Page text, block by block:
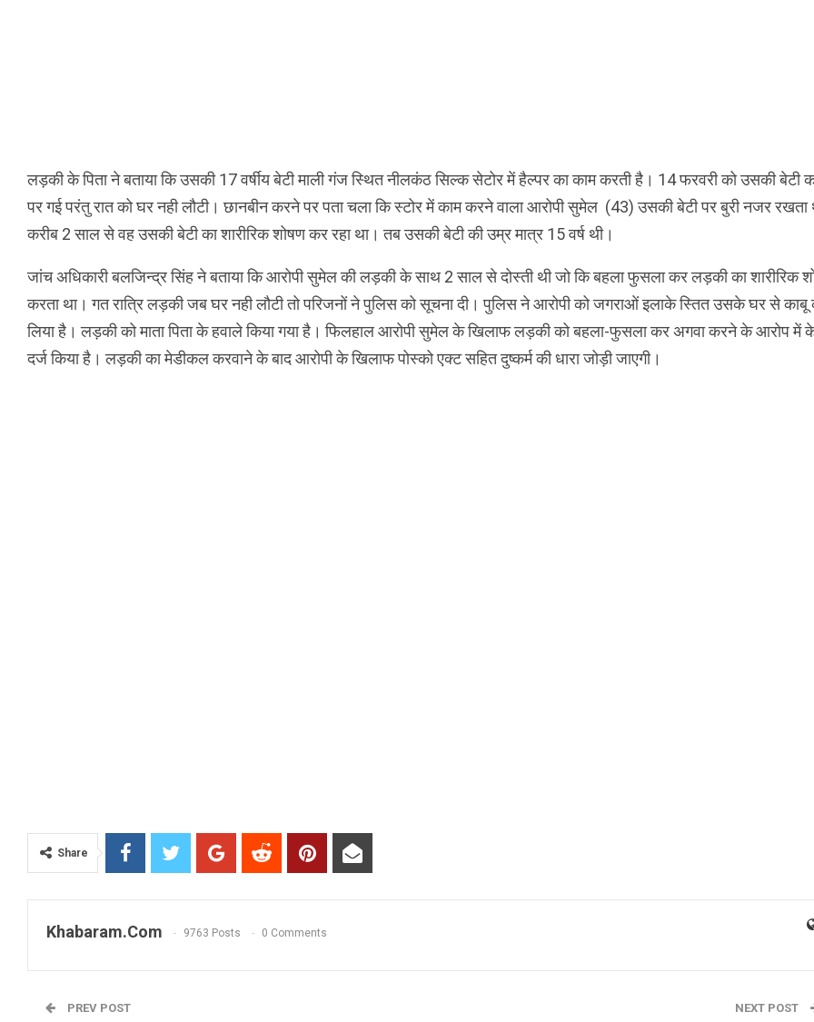
लड़की के पिता ने बताया कि उसकी 17 वर्षीय बेटी माली गंज स्थित नीलकंठ सिल्क सेटोर में हैल्पर का काम करती है। 14 फरवरी को उसकी बेटी
पर गई परंतु रात को घर नही लौटी। छानबीन करने पर पता चला कि स्टोर में काम करने वाला आरोपी सुमेल (43) उसकी बेटी पर बुरी नजर रखता
करीब 2 साल से वह उसकी बेटी का शारीरिक शोषण कर रहा था। तब उसकी बेटी की उम्र मात्र 15 वर्ष थी।
जांच अधिकारी बलजिन्द्र सिंह ने बताया कि आरोपी सुमेल की लड़की के साथ 2 साल से दोस्ती थी जो कि बहला फुसला कर लड़की का शारीरिक
करता था। गत रात्रि लड़की जब घर नही लौटी तो परिजनों ने पुलिस को सूचना दी। पुलिस ने आरोपी को जगराओं इलाके स्तित उसके घर से काबू
लिया है। लड़की को माता पिता के हवाले किया गया है। फिलहाल आरोपी सुमेल के खिलाफ लड़की को बहला-फुसला कर अगवा करने के आरोप में
दर्ज किया है। लड़की का मेडीकल करवाने के बाद आरोपी के खिलाफ पोस्को एक्ट सहित दुष्कर्म की धारा जोड़ी जाएगी।
Share
Khabaram.Com 9763 Posts 0 Comments
PREV POST NEXT POST